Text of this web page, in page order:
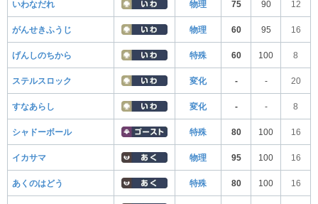
いわなだれ 物理 75 90 12
がんせきふうじ 物理 60 95 16
げんしのちから 特殊 60 100 8
ステルスロック 変化 - - 20
すなあらし 変化 - - 8
シャドーボール 特殊 80 100 16
イカサマ 物理 95 100 16
あくのはどう 特殊 80 100 16